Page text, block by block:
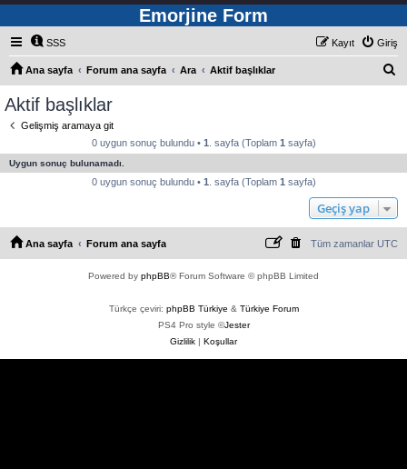
Emorjine Form
SSS Giriş
Kayıt
Ana sayfa Forum ana sayfa Ara Aktif başlıklar
Aktif başlıklar
Gelişmiş aramaya git
0 uygun sonuç bulundu • 1 . sayfa (Toplam 1 sayfa)
Uygun sonuç bulunamadı.
0 uygun sonuç bulundu • 1 . sayfa (Toplam 1 sayfa)
Geçiş yap
Ana sayfa Forum ana sayfa Tüm zamanlar UTC
Powered by phpBB® Forum Software © phpBB Limited
Türkçe çeviri: phpBB Türkiye & Türkiye Forum
PS4 Pro style ©Jester
Gizlilik | Koşullar